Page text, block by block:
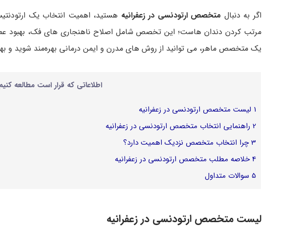
اگر به دنبال متخصص ارتودنسی در زعفرانیه هستید، اهمیت انتخاب یک
مرتب کردن دندان هاست؛ این تخصص شامل اصلاح ناهنجاری های فک، بهبود
یک متخصص ماهر، می توانید از روش های مدرن و ایمن درمانی بهره‌مند شوید و
اطلاعاتی که قرار است مطالعه
1 لیست متخصص ارتودنسی در زعفرانیه
2 راهنمایی انتخاب متخصص ارتودنسی در زعفرانیه
3چرا انتخاب متخصص نزدیک اهمیت دارد؟
4خلاصه مطلب متخصص ارتودنسی در زعفرانیه
5 سوالات متداول
لیست متخصص ارتودنسی در زعفرانیه